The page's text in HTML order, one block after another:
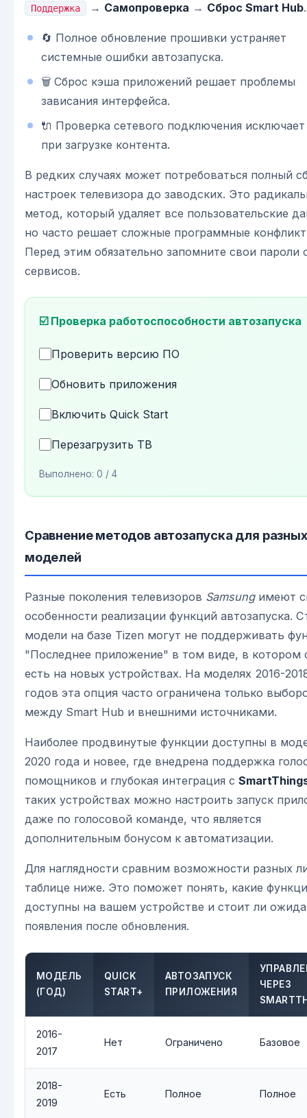
Поддержка → Самопроверка → Сброс Smart Hub.
🔄 Полное обновление прошивки устраняет
системные ошибки автозапуска.
🗑️ Сброс кэша приложений решает проблемы
зависания интерфейса.
🔌 Проверка сетевого подключения
при загрузке контента.
В редких случаях может потребоваться полный
настроек телевизора до заводских. Это
метод, который удаляет все пользовательские
но часто решает сложные программные
Перед этим обязательно запомните свои пароли
сервисов.
☑️ Проверка работоспособности автозапуска
Проверить версию ПО
Обновить приложения
Включить Quick Start
Перезагрузить ТВ
Выполнено: 0 / 4
Сравнение методов автозапуска для разных
моделей
Разные поколения телевизоров Samsungимеют
особенности реализации функций автозапуска.
модели на базе Tizen могут не поддерживать
"Последнее приложение" в том виде, в котором
есть на новых устройствах. На моделях 2016-
годов эта опция часто ограничена только
между Smart Hub и внешними источниками.
Наиболее продвинутые функции доступны в
2020 года и новее, где внедрена поддержка
помощников и глубокая интеграция с
таких устройствах можно настроить запуск
даже по голосовой команде, что является
дополнительным бонусом к автоматизации.
Для наглядности сравним возможности разных
таблице ниже. Это поможет понять, какие
доступны на вашем устройстве и стоит ли
появления после обновления.
МОДЕЛЬ
(ГОД)
QUICK
START+
АВТОЗАПУСК
ПРИЛОЖЕНИЯ
ЧЕРЕЗ
2016-
2017
Нет Ограничено Базовое
2018-
2019
Есть Полное Полное